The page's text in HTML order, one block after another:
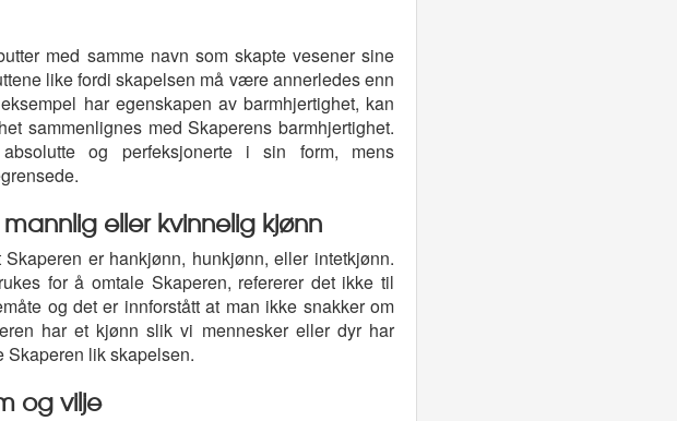
med samme navn som skapte vesener sine
like fordi skapelsen må være annerledes enn
har egenskapen av barmhjertighet, kan
sammenlignes med Skaperens barmhjertighet.
og perfeksjonerte i sin form, mens
eller kvinnelig kjønn
er hankjønn, hunkjønn, eller intetkjønn.
for å omtale Skaperen, refererer det ikke til
og det er innforstått at man ikke snakker om
har et kjønn slik vi mennesker eller dyr har
lik skapelsen.
og vilje